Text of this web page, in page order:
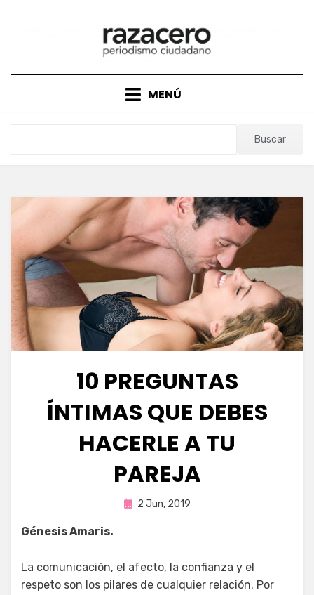
MENÚ
Buscar
10 PREGUNTAS
ÍNTIMAS QUE DEBES
HACERLE A TU
PAREJA
porEnrique
Publicada
2 Jun, 2019
Génesis Amaris.
La comunicación, el afecto, la confianza y el
respeto son los pilares de cualquier relación. Por